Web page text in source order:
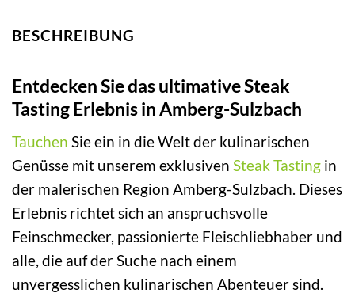
BESCHREIBUNG
Entdecken Sie das ultimative Steak
Tasting Erlebnis in Amberg-Sulzbach
Tauchen Sie ein in die Welt der kulinarischen
Genüsse mit unserem exklusiven Steak Tasting in
der malerischen Region Amberg-Sulzbach. Dieses
Erlebnis richtet sich an anspruchsvolle
Feinschmecker, passionierte Fleischliebhaber und
alle, die auf der Suche nach einem
unvergesslichen kulinarischen Abenteuer sind.